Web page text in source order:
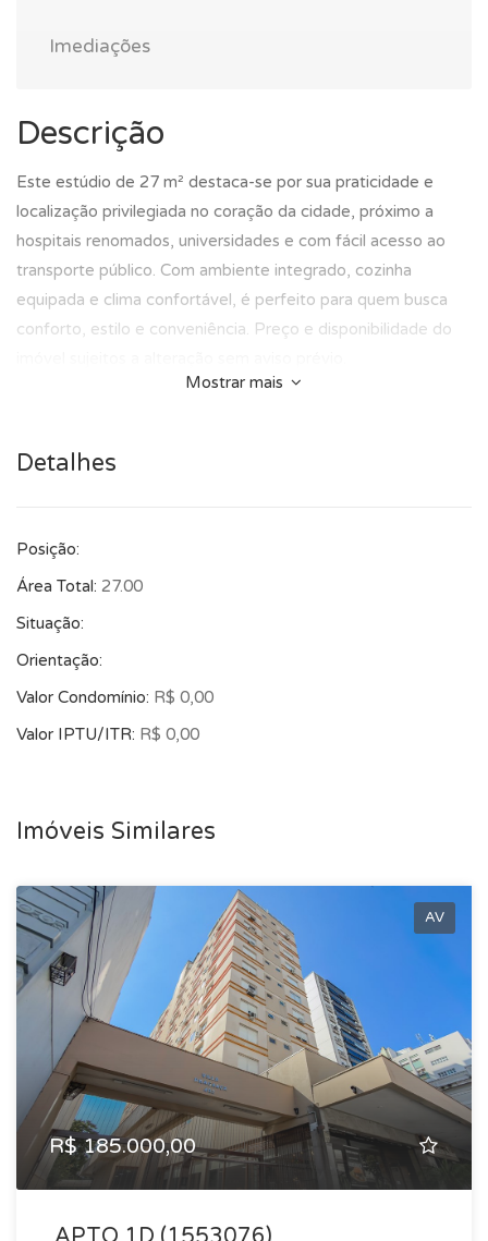
Imediações
Descrição
Este estúdio de 27 m² destaca-se por sua praticidade e
localização privilegiada no coração da cidade, próximo a
hospitais renomados, universidades e com fácil acesso ao
transporte público. Com ambiente integrado, cozinha
equipada e clima confortável, é perfeito para quem busca
conforto, estilo e conveniência. Preço e disponibilidade do
Mostrar mais
Detalhes
Posição:
Área Total: 27.00
Situação:
Orientação:
Valor Condomínio: R$ 0,00
Valor IPTU/ITR: R$ 0,00
Imóveis Similares
AV
R$ 185.000,00